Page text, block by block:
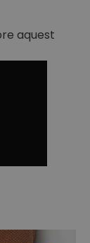
aquest